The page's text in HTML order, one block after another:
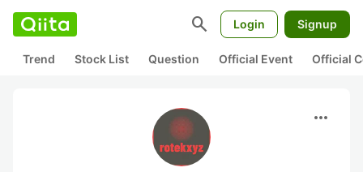
search Login Signup
Trend Stock List Question Official Event Official
more_horiz